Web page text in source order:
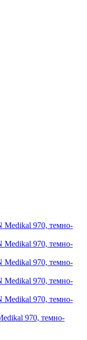
970, темно-